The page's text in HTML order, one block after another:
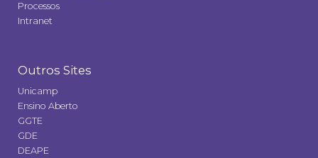
Processos
Intranet
Outros Sites
Unicamp
Ensino Aberto
GGTE
GDE
DEAPE